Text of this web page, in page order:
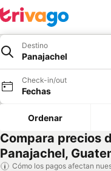
Destino
Panajachel
Check-in/out
Fechas
Ordenar
Compara precios
Panajachel,
Cómo los pagos afectan